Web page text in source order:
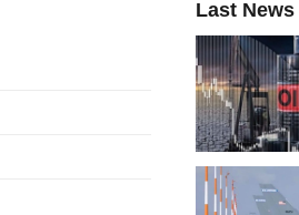
Last News